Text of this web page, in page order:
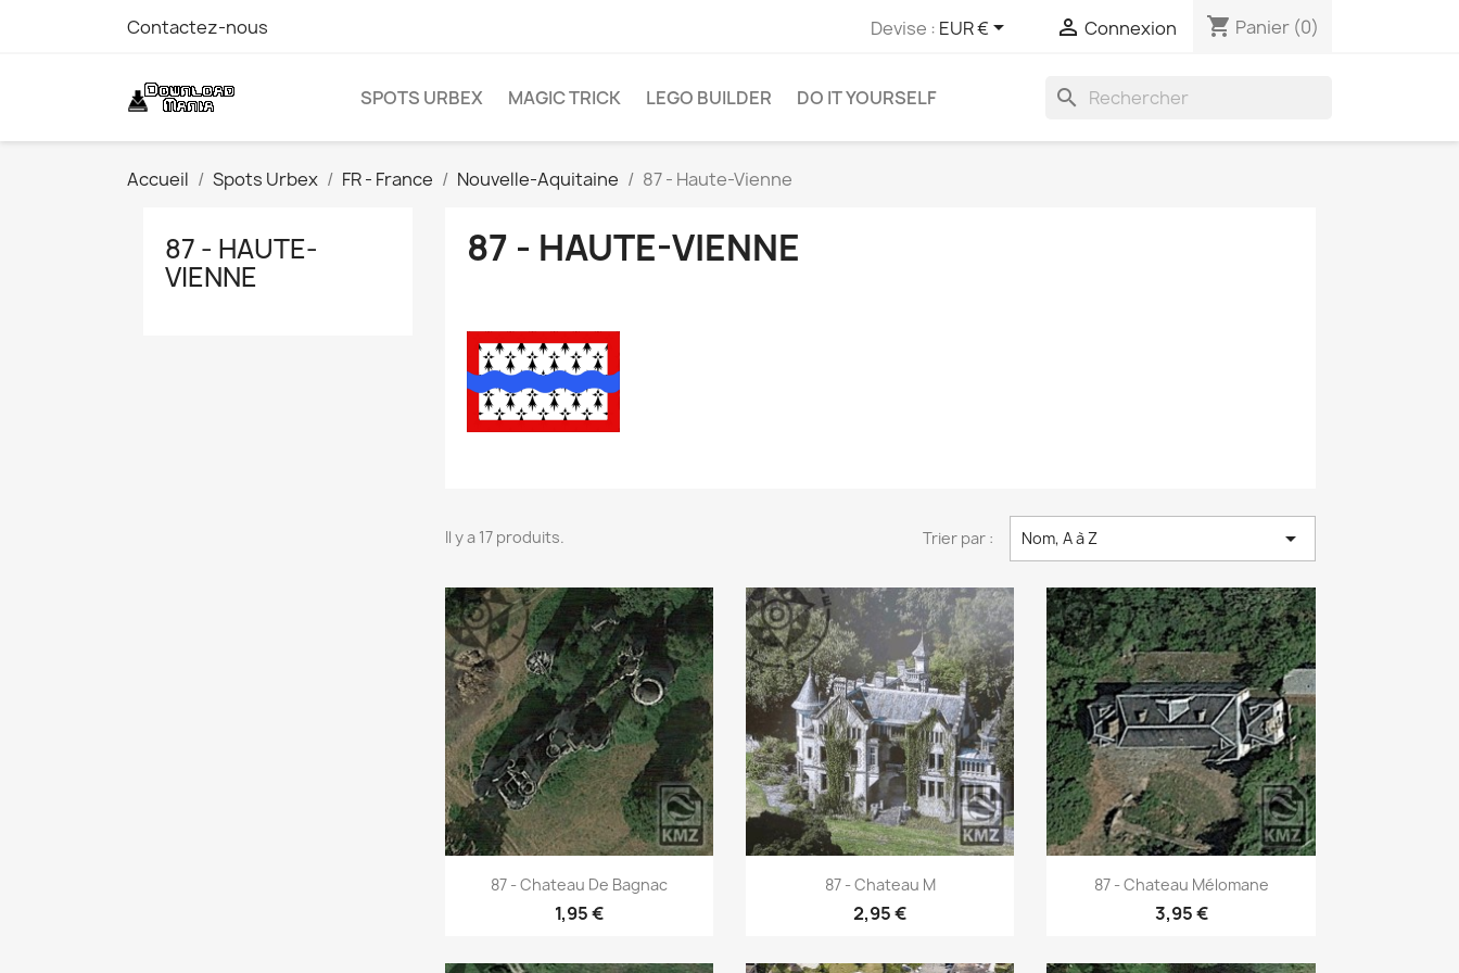
Contactez-nous Devise : EUR €  Connexion shopping_cart Panier (0)
SPOTS URBEX MAGIC TRICK LEGO BUILDER DO IT YOURSELF search
Accueil Spots Urbex FR - France Nouvelle-Aquitaine 87 - Haute-Vienne
87 - HAUTE-
VIENNE
87 - HAUTE-VIENNE
Il y a 17 produits. Trier par : Nom, A à Z 
Aperçu rapide
87 - Chateau De Bagnac
1,95 €
Aperçu rapide
87 - Chateau M
2,95 €
Aperçu rapide
87 - Chateau Mélomane
3,95 €